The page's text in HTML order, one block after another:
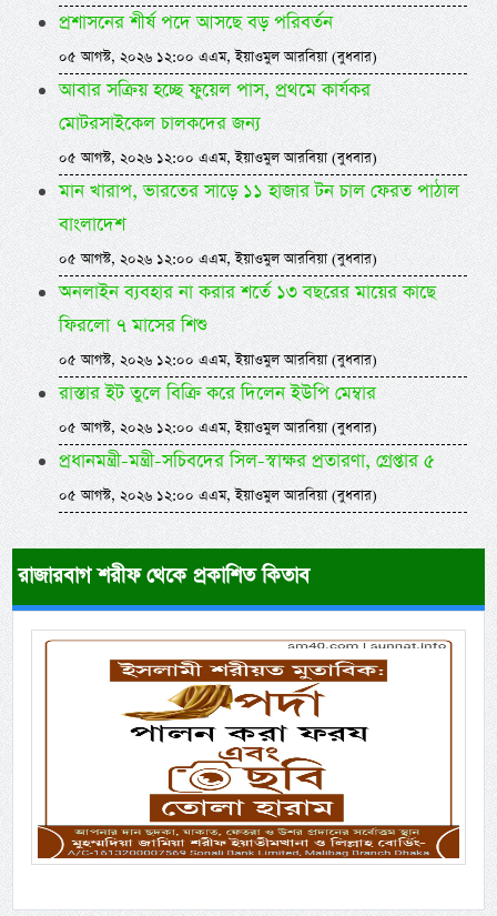
প্রশাসনের শীর্ষ পদে আসছে বড় পরিবর্তন
০৫ আগস্ট, ২০২৬ ১২:০০ এএম, ইয়াওমুল আরবিয়া (বুধবার)
আবার সক্রিয় হচ্ছে ফুয়েল পাস, প্রথমে কার্যকর
মোটরসাইকেল চালকদের জন্য
০৫ আগস্ট, ২০২৬ ১২:০০ এএম, ইয়াওমুল আরবিয়া (বুধবার)
মান খারাপ, ভারতের সাড়ে ১১ হাজার টন চাল ফেরত পাঠাল
বাংলাদেশ
০৫ আগস্ট, ২০২৬ ১২:০০ এএম, ইয়াওমুল আরবিয়া (বুধবার)
অনলাইন ব্যবহার না করার শর্তে ১৩ বছরের মায়ের কাছে
ফিরলো ৭ মাসের শিশু
০৫ আগস্ট, ২০২৬ ১২:০০ এএম, ইয়াওমুল আরবিয়া (বুধবার)
রাস্তার ইট তুলে বিক্রি করে দিলেন ইউপি মেম্বার
০৫ আগস্ট, ২০২৬ ১২:০০ এএম, ইয়াওমুল আরবিয়া (বুধবার)
প্রধানমন্ত্রী-মন্ত্রী-সচিবদের সিল-স্বাক্ষর প্রতারণা, গ্রেপ্তার ৫
০৫ আগস্ট, ২০২৬ ১২:০০ এএম, ইয়াওমুল আরবিয়া (বুধবার)
রাজারবাগ শরীফ থেকে প্রকাশিত কিতাব